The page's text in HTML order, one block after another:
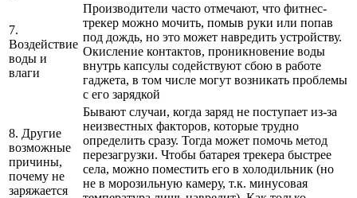
7.
Воздействие
воды и
влаги
Производители часто отмечают, что фитнес-
трекер можно мочить, помыв руки или попав
под дождь, но это может навредить устройству.
Окисление контактов, проникновение воды
внутрь капсулы содействуют сбою в работе
гаджета, в том числе могут возникать проблемы
с его зарядкой
8. Другие
возможные
причины,
почему не
заряжается
Бывают случаи, когда заряд не поступает из-за
неизвестных факторов, которые трудно
определить сразу. Тогда может помочь метод
перезагрузки. Чтобы батарея трекера быстрее
села, можно поместить его в холодильник (но
не в морозильную камеру, т.к. минусовая